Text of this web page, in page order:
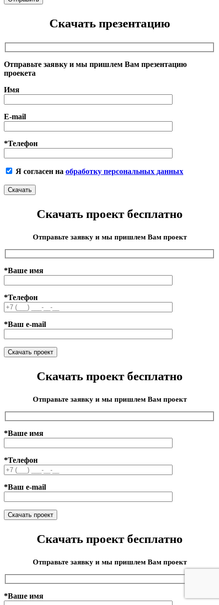
Скачать презентацию
Отправьте заявку и мы пришлем Вам презентацию
проекета
Имя
E-mail
*Телефон
Я согласен на обработку персональных данных
Скачать проект бесплатно
Отправьте заявку и мы пришлем Вам проект
*Ваше имя
*Телефон
*Ваш e-mail
Скачать проект бесплатно
Отправьте заявку и мы пришлем Вам проект
*Ваше имя
*Телефон
*Ваш e-mail
Скачать проект бесплатно
Отправьте заявку и мы пришлем Вам проект
*Ваше имя